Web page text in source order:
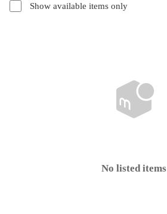
Show available items only
No listed items